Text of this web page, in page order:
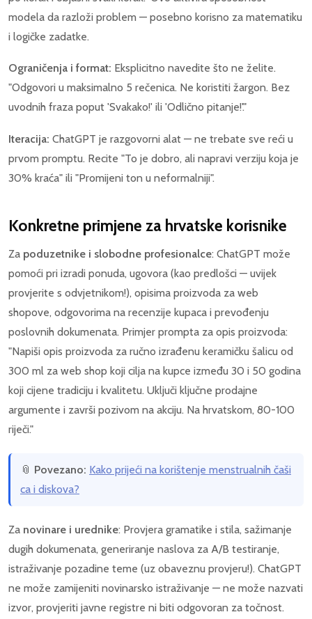
modela da razloži problem — posebno korisno za matematiku
i logičke zadatke.
Ograničenja i format: Eksplicitno navedite što ne želite.
"Odgovori u maksimalno 5 rečenica. Ne koristiti žargon. Bez
uvodnih fraza poput 'Svakako!' ili 'Odlično pitanje!'."
Iteracija: ChatGPT je razgovorni alat — ne trebate sve reći u
prvom promptu. Recite "To je dobro, ali napravi verziju koja je
30% kraća" ili "Promijeni ton u neformalniji".
Konkretne primjene za hrvatske korisnike
Za poduzetnike i slobodne profesionalce: ChatGPT može
pomoći pri izradi ponuda, ugovora (kao predlošci — uvijek
provjerite s odvjetnikom!), opisima proizvoda za web
shopove, odgovorima na recenzije kupaca i prevođenju
poslovnih dokumenata. Primjer prompta za opis proizvoda:
"Napiši opis proizvoda za ručno izrađenu keramičku šalicu od
300 ml za web shop koji cilja na kupce između 30 i 50 godina
koji cijene tradiciju i kvalitetu. Uključi ključne prodajne
argumente i završi pozivom na akciju. Na hrvatskom, 80-100
riječi."
📎 Povezano: Kako prijeći na korištenje menstrualnih čaši
ca i diskova?
Za novinare i urednike: Provjera gramatike i stila, sažimanje
dugih dokumenata, generiranje naslova za A/B testiranje,
istraživanje pozadine teme (uz obaveznu provjeru!). ChatGPT
ne može zamijeniti novinarsko istraživanje — ne može nazvati
izvor, provjeriti javne registre ni biti odgovoran za točnost.